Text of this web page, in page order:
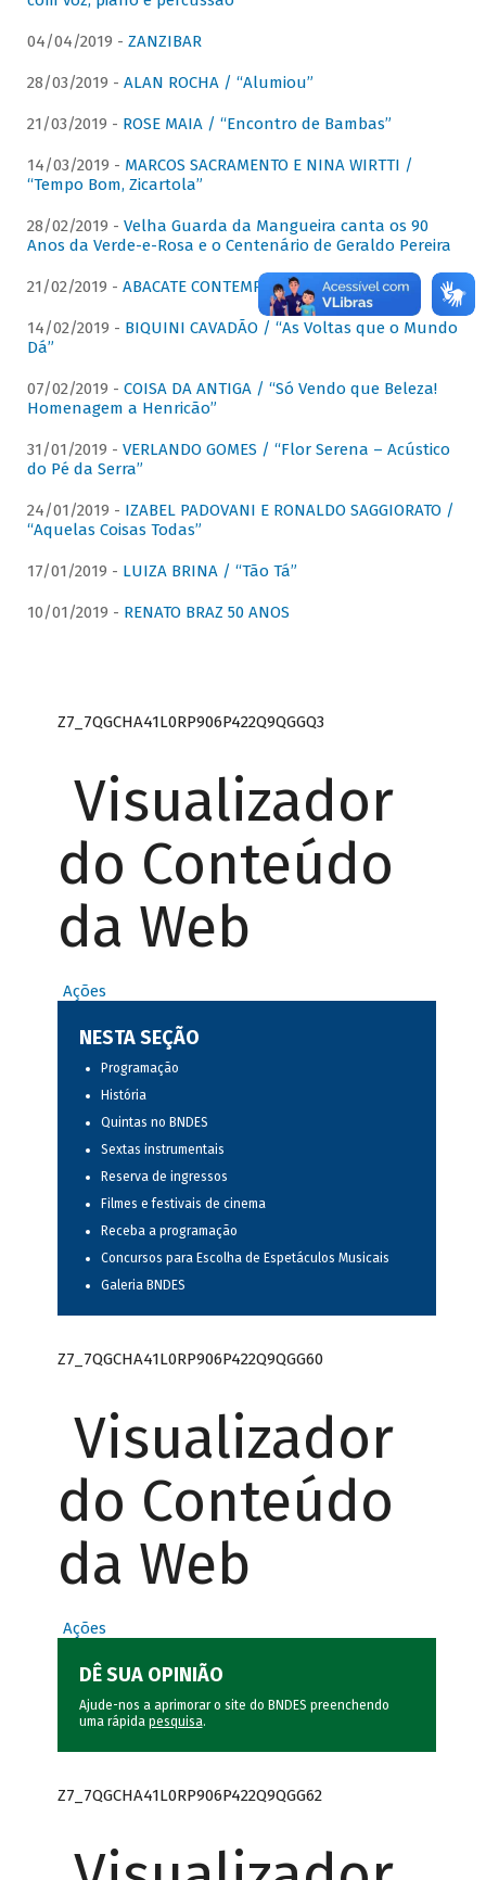
04/04/2019 - ZANZIBAR
28/03/2019 - ALAN ROCHA / “Alumiou”
21/03/2019 - ROSE MAIA / “Encontro de Bambas”
14/03/2019 - MARCOS SACRAMENTO E NINA WIRTTI /
“Tempo Bom, Zicartola”
28/02/2019 - Velha Guarda da Mangueira canta os 90
Anos da Verde-e-Rosa e o Centenário de Geraldo Pereira
21/02/2019 - ABACATE CONTEMPORÂNEO
14/02/2019 - BIQUINI CAVADÃO / “As Voltas que o Mundo
Dá”
07/02/2019 - COISA DA ANTIGA / “Só Vendo que Beleza!
Homenagem a Henricão”
31/01/2019 - VERLANDO GOMES / “Flor Serena – Acústico
do Pé da Serra”
24/01/2019 - IZABEL PADOVANI E RONALDO SAGGIORATO /
“Aquelas Coisas Todas”
17/01/2019 - LUIZA BRINA / “Tão Tá”
10/01/2019 - RENATO BRAZ 50 ANOS
Z7_7QGCHA41L0RP906P422Q9QGGQ3
Visualizador
do Conteúdo
da Web
Ações
NESTA SEÇÃO
Programação
História
Quintas no BNDES
Sextas instrumentais
Reserva de ingressos
Filmes e festivais de cinema
Receba a programação
Concursos para Escolha de Espetáculos Musicais
Galeria BNDES
Z7_7QGCHA41L0RP906P422Q9QGG60
Visualizador
do Conteúdo
da Web
Ações
DÊ SUA OPINIÃO
Ajude-nos a aprimorar o site do BNDES preenchendo
uma rápida pesquisa.
Z7_7QGCHA41L0RP906P422Q9QGG62